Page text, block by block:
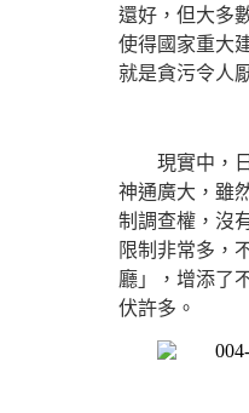
還好，但大多
使得國家重大
就是貪污令人
現實中，
神通廣大，雖
制調查權，沒
限制非常多，
廳」，增添了
伏許多。